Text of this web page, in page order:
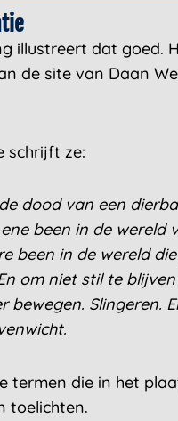
illustreert dat goed.
de site van Daan
schrijft ze:
dood van een
been in de wereld
been in de wereld
om niet stil te
bewegen. Slingeren.
termen die in het
toelichten.